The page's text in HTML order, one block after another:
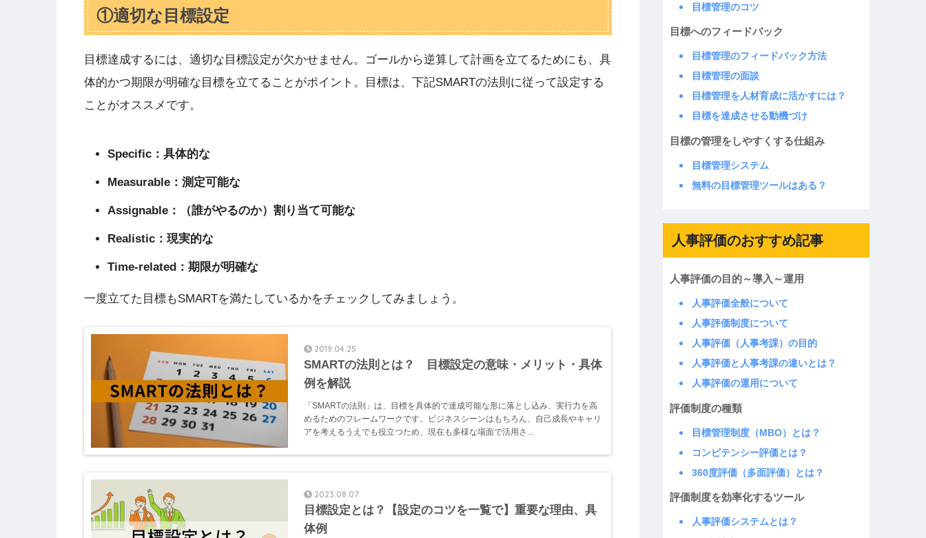
①適切な目標設定
目標達成するには、適切な目標設定が欠かせません。ゴールから逆算して計画を立てるためにも、具
体的かつ期限が明確な目標を立てることがポイント。目標は、下記SMARTの法則に従って設定する
ことがオススメです。
Specific：具体的な
Measurable：測定可能な
Assignable：（誰がやるのか）割り当て可能な
Realistic：現実的な
Time-related：期限が明確な
一度立てた目標もSMARTを満たしているかをチェックしてみましょう。
2019.04.25
SMARTの法則とは？ 目標設定の意味・メリット・具体
例を解説
「SMARTの法則」は、目標を具体的で達成可能な形に落とし込み、実行力を高
めるためのフレームワークです。ビジネスシーンはもちろん、自己成長やキャリ
アを考えるうえでも役立つため、現在も多様な場面で活用さ...
2023.08.07
目標設定とは？【設定のコツを一覧で】重要な理由、具
体例
目標管理のコツ
目標へのフィードバック
目標管理のフィードバック方法
目標管理の面談
目標管理を人材育成に活かすには？
目標を達成させる動機づけ
目標の管理をしやすくする仕組み
目標管理システム
無料の目標管理ツールはある？
人事評価のおすすめ記事
人事評価の目的～導入～運用
人事評価全般について
人事評価制度について
人事評価（人事考課）の目的
人事評価と人事考課の違いとは？
人事評価の運用について
評価制度の種類
目標管理制度（MBO）とは？
コンピテンシー評価とは？
360度評価（多面評価）とは？
評価制度を効率化するツール
人事評価システムとは？